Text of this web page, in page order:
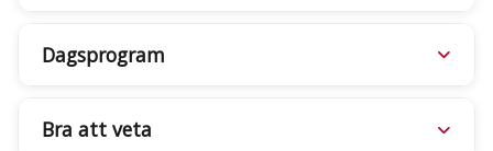
Dagsprogram
Bra att veta